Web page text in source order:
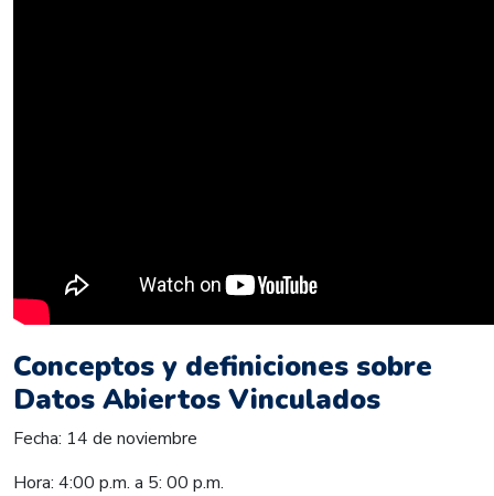
Conceptos y definiciones sobre
Datos Abiertos Vinculados
Fecha: 14 de noviembre
Hora: 4:00 p.m. a 5: 00 p.m.